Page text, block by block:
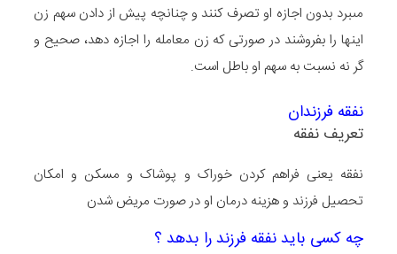
مى‏برد بدون اجازه او تصرف کنند و چنانچه پیش از دادن سهم زن
اینها را بفروشند در صورتى که زن معامله را اجازه دهد، صحیح و
گر نه نسبت به سهم او باطل است.
نفقه فرزندان
تعریف نفقه
نفقه یعنی فراهم کردن خوراک و پوشاک و مسکن و امکان
تحصیل فرزند و هزینه درمان او در صورت مریض شدن
چه کسی باید نفقه فرزند را بدهد ؟